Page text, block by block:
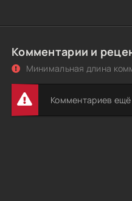
Комментарии и
Минимальная длина
Комментариев